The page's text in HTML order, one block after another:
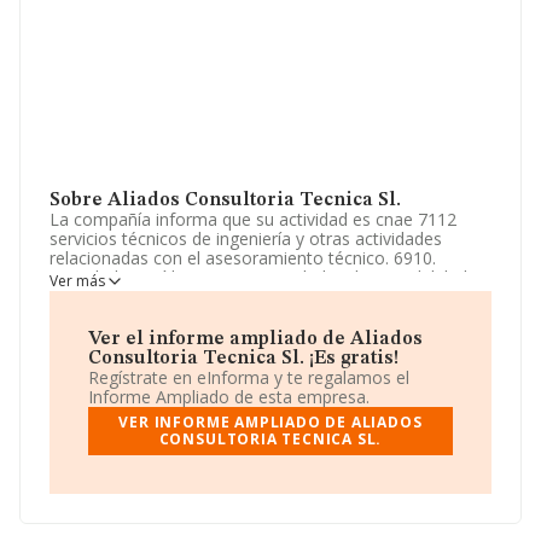
Sobre Aliados Consultoria Tecnica Sl.
La compañía informa que su actividad es cnae 7112
servicios técnicos de ingeniería y otras actividades
relacionadas con el asesoramiento técnico. 6910.
actividades jurídicas. 6920 actividades de contabilidad,
teneduría de libros, y asesoría fiscal. 7022. otras
La sociedad está registrada como Sociedad Limitada.
Tiene CNAE: 7112 - 'Servicios técnicos de ingeniería y
otras actividades relacionadas con el asesoramiento
técnico'. La sociedad no tiene actividad en mercados
exteriores.
La compañíaAliados Consultoría Tecnica S.L, CIF
núm. 107 Ptl B Piso 3 K, (41007), Sevilla, Andalucía.
Ver más
Ver el informe ampliado de Aliados
Consultoria Tecnica Sl. ¡Es gratis!
Regístrate en eInforma y te regalamos el
Informe Ampliado de esta empresa.
VER INFORME AMPLIADO DE ALIADOS
CONSULTORIA TECNICA SL.